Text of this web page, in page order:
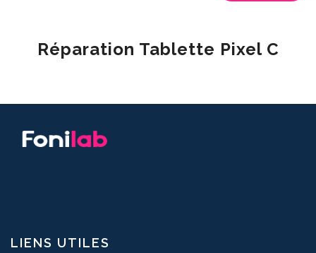
Réparation Tablette Pixel C
LIENS UTILES